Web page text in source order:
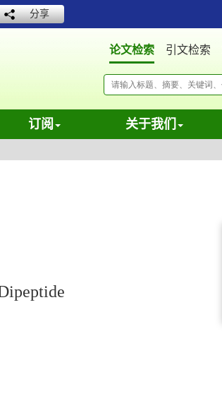
分享
论文检索 引文检索
订阅 关于我们